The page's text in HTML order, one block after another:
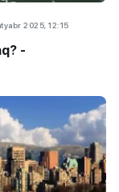
2025, 12:15
-